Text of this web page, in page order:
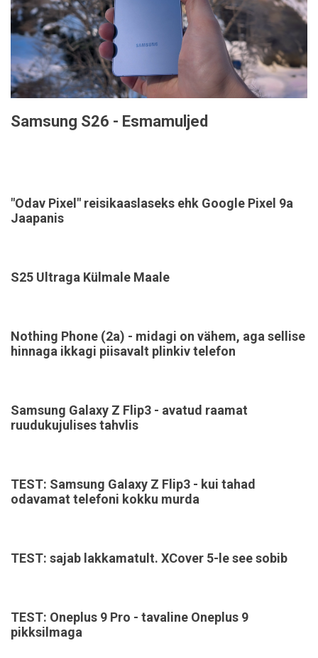
Samsung S26 - Esmamuljed
"Odav Pixel" reisikaaslaseks ehk Google Pixel 9a
Jaapanis
S25 Ultraga Külmale Maale
Nothing Phone (2a) - midagi on vähem, aga sellise
hinnaga ikkagi piisavalt plinkiv telefon
Samsung Galaxy Z Flip3 - avatud raamat
ruudukujulises tahvlis
TEST: Samsung Galaxy Z Flip3 - kui tahad
odavamat telefoni kokku murda
TEST: sajab lakkamatult. XCover 5-le see sobib
TEST: Oneplus 9 Pro - tavaline Oneplus 9
pikksilmaga